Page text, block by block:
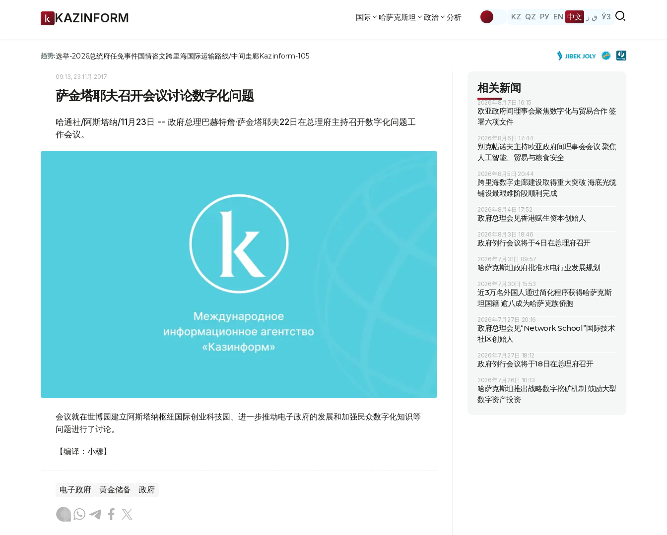
KAZINFORM 国际 哈萨克斯坦 政治 分析 KZ QZ РУ EN 中文 ق ز ЎЗ
趋势:选举-2026总统府任免事件国情咨文跨里海国际运输路线/中间走廊Kazinform-105
09:13, 23 11月 2017
萨金塔耶夫召开会议讨论数字化问题
哈通社/阿斯塔纳/11月23日 -- 政府总理巴赫特詹·萨金塔耶夫22日在总理府主持召开数字化问题工
作会议。
会议就在世博园建立阿斯塔纳枢纽国际创业科技园、进一步推动电子政府的发展和加强民众数字化知识等
问题进行了讨论。
【编译：小穆】
电子政府 黄金储备 政府
相关新闻
2026年8月7日 16:15
欧亚政府间理事会聚焦数字化与贸易合作 签
署六项文件
2026年8月6日 17:44
别克帖诺夫主持欧亚政府间理事会会议 聚焦
人工智能、贸易与粮食安全
2026年8月5日 20:44
跨里海数字走廊建设取得重大突破 海底光缆
铺设最艰难阶段顺利完成
2026年8月4日 17:52
政府总理会见香港赋生资本创始人
2026年8月3日 18:46
政府例行会议将于4日在总理府召开
2026年7月31日 09:57
哈萨克斯坦政府批准水电行业发展规划
2026年7月30日 15:53
近3万名外国人通过简化程序获得哈萨克斯
坦国籍 逾八成为哈萨克族侨胞
2026年7月27日 20:16
政府总理会见“Network School”国际技术
社区创始人
2026年7月27日 18:12
政府例行会议将于18日在总理府召开
2026年7月26日 10:13
哈萨克斯坦推出战略数字挖矿机制 鼓励大型
数字资产投资